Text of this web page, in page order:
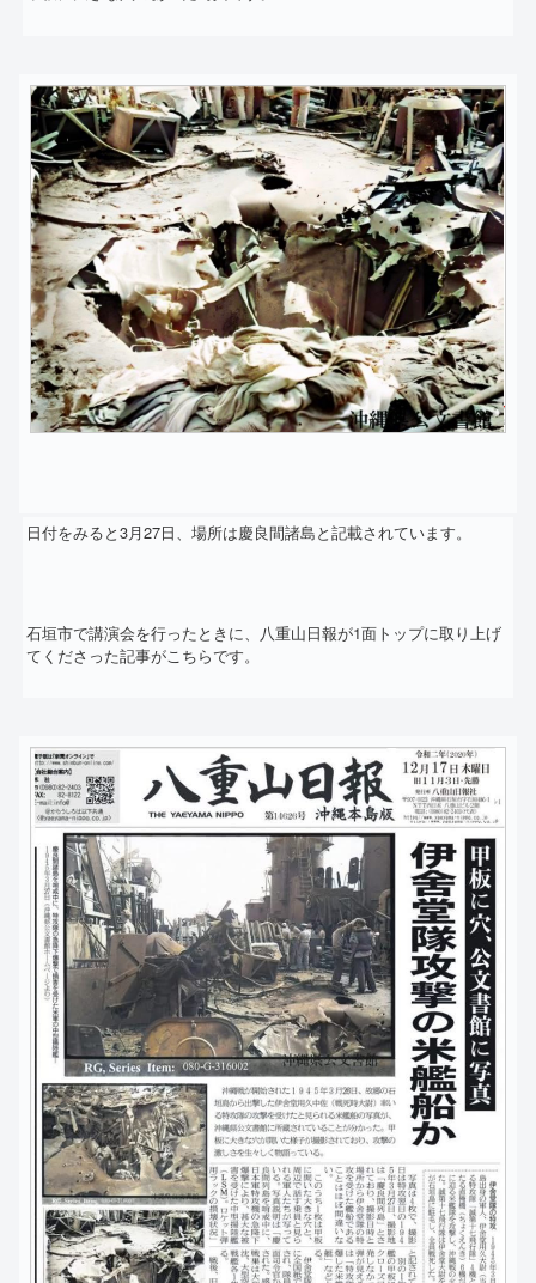
日付をみると3月27日、場所は慶良間諸島と記載されています。
石垣市で講演会を行ったときに、 八重山日報が1面トップに取り上げ
てくださった記事がこちらです。